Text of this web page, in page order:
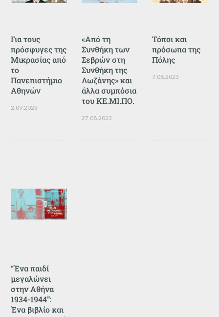
Για τους
πρόσφυγες της
Μικρασίας από
το
Πανεπιστήμιο
Αθηνών
2.09.2023
«Από τη
Συνθήκη των
Σεβρών στη
Συνθήκη της
Λωζάνης» και
άλλα συμπόσια
του ΚΕ.ΜΙ.ΠΟ.
27.08.2023
Τόποι και
πρόσωπα της
Πόλης
7.08.2023
“Ένα παιδί
μεγαλώνει
στην Αθήνα
1934-1944”:
Ένα βιβλίο και